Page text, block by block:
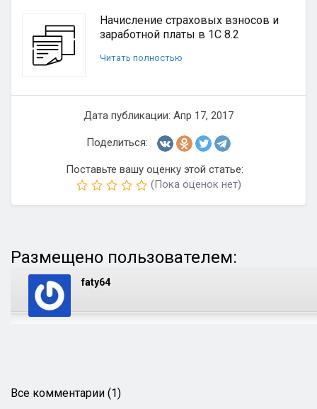
Начисление страховых взносов и
заработной платы в 1С 8.2
Читать полностью
Дата публикации: Апр 17, 2017
Поделиться:
Поставьте вашу оценку этой статье:
(Пока оценок нет)
Размещено пользователем:
faty64
Все комментарии (1)